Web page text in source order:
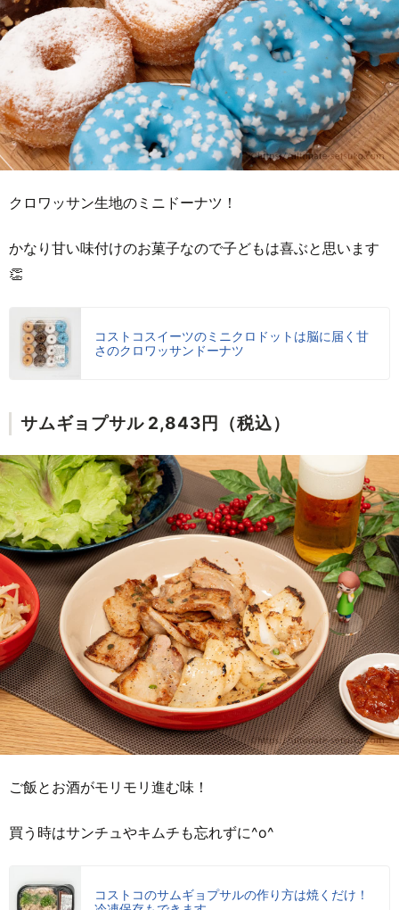
クロワッサン生地のミニドーナツ！
かなり甘い味付けのお菓子なので子どもは喜ぶと思います
👏
コストコスイーツのミニクロドットは脳に届く甘
さのクロワッサンドーナツ
サムギョプサル 2,843円（税込）
ご飯とお酒がモリモリ進む味！
買う時はサンチュやキムチも忘れずに^o^
コストコのサムギョプサルの作り方は焼くだけ！